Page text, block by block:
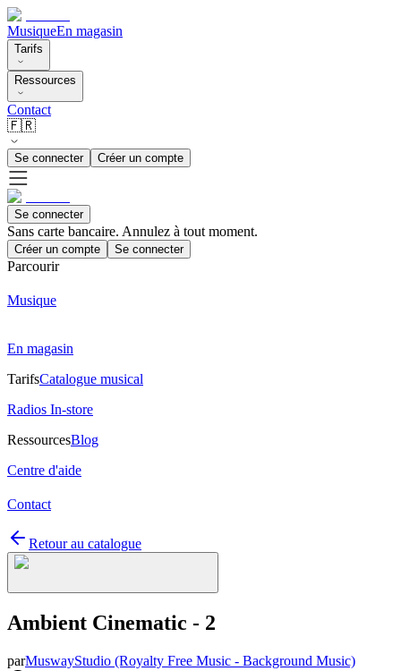
MusiqueEn magasin
Tarifs
Ressources
Contact
🇫🇷
Se connecter Créer un compte
Se connecter
Sans carte bancaire. Annulez à tout moment.
Créer un compte Se connecter
Parcourir
Musique
En magasin
TarifsCatalogue musical
Radios In-store
RessourcesBlog
Centre d'aide
Contact
Retour au catalogue
Ambient Cinematic - 2
parMuswayStudio (Royalty Free Music - Background Music)